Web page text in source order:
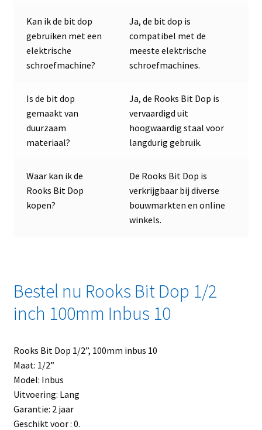
Kan ik de bit dop
gebruiken met een
elektrische
schroefmachine?
Ja, de bit dop is
compatibel met de
meeste elektrische
schroefmachines.
Is de bit dop
gemaakt van
duurzaam
materiaal?
Ja, de Rooks Bit Dop is
vervaardigd uit
hoogwaardig staal voor
langdurig gebruik.
Waar kan ik de
Rooks Bit Dop
kopen?
De Rooks Bit Dop is
verkrijgbaar bij diverse
bouwmarkten en online
winkels.
Bestel nu Rooks Bit Dop 1/2
inch 100mm Inbus 10
Rooks Bit Dop 1/2”, 100mm inbus 10
Maat: 1/2”
Model: Inbus
Uitvoering: Lang
Garantie: 2 jaar
Geschikt voor : 0.